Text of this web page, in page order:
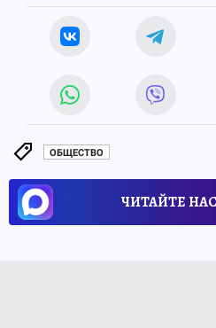
ОБЩЕСТВО
ЧИТАЙТЕ